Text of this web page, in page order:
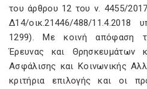
του άρθρου 12 του ν. 4455/
Δ14/οικ.21446/488/11.4.2018
1299). Με κοινή απόφαση
Έρευνας και Θρησκευμάτων
Ασφάλισης και Κοινωνικής
κριτήρια επιλογής και οι